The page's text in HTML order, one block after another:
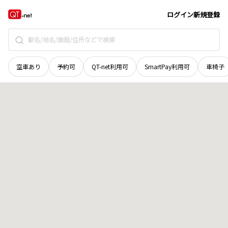
ログイン新規登録
空車あり 予約可 QT-net利用可 SmartPay利用可 車椅子
青森県